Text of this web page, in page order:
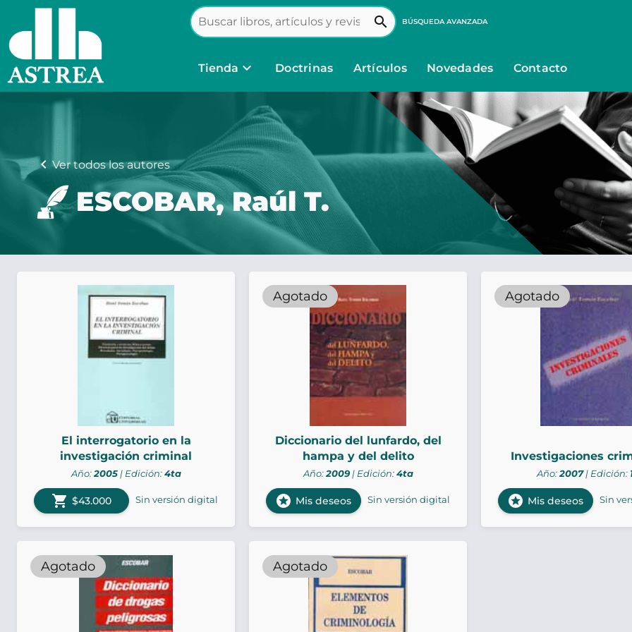
search BÚSQUEDA AVANZADA
Tienda keyboard_arrow_down Doctrinas Artículos Novedades Contacto
chevron_leftVer todos los autores
ESCOBAR, Raúl T.
El interrogatorio en la
investigación criminal
Año:2005| Edición:4ta
shopping_cart $43.000 Sin versión digital
Agotado
Diccionario del lunfardo, del
hampa y del delito
Año:2009| Edición:4ta
stars Mis deseos Sin versión digital
Agotado
Investigaciones
Año:2007| Edición:
stars Mis deseos Sin
Agotado Agotado